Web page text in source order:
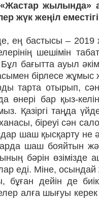
жылында»
жүк жеңіл
ең бастысы – 2019
шешімін
бағытта ауыл
бірлесе жұмыс
тарта отырып,
өнері бар қыз-
Қазіргі таңда
біреуі сән
шаш қысқарту не
шаш бояйтын
бәрін өзімізде
еді. Міне,
бұған дейін де
алға шығуы